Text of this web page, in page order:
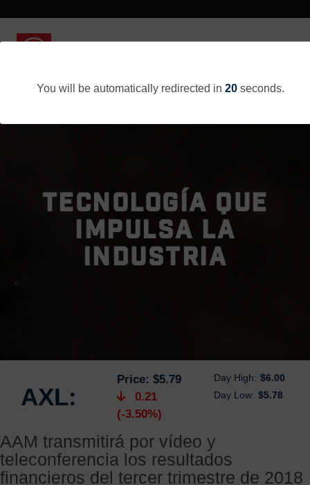
You will be automatically redirected in 20seconds.
TECNOLOGÍA QUE
IMPULSA LA
INDUSTRIA
AXL:
Price: $5.79 Day High: $6.00
0.21
(-3.50%)
Day Low: $5.78
AAM transmitirá por vídeo y
teleconferencia los resultados
financieros del tercer trimestre de 2018